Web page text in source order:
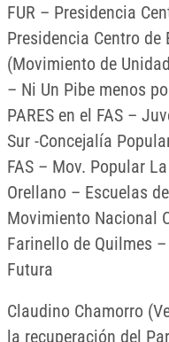
FUR – Presidencia
Presidencia Centro
(Movimiento de
– Ni Un Pibe menos
PARES en el FAS –
Sur -Concejalía
FAS – Mov. Popular
Orellano – Escuelas
Movimiento Nacional
Farinello de Quilmes
Futura
Claudino Chamorro
la recuperación del